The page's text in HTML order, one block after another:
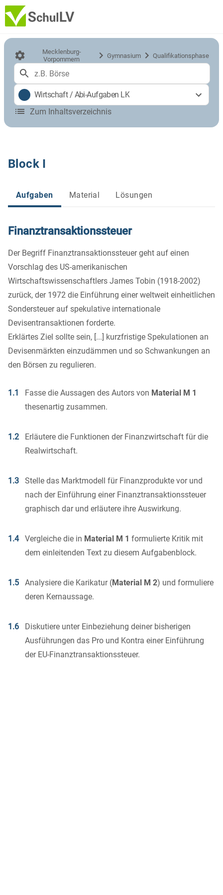
Mecklenburg-
Vorpommern
Gymnasium Qualifikationsphase
Wirtschaft/ Abi-Aufgaben LK
Zum Inhaltsverzeichnis
Block I
Aufgaben Material Lösungen
Finanztransaktionssteuer
Der Begriff Finanztransaktionssteuer geht auf einen
Vorschlag des US-amerikanischen
Wirtschaftswissenschaftlers James Tobin (1918-2002)
zurück, der 1972 die Einführung einer weltweit einheitlichen
Sondersteuer auf spekulative internationale
Devisentransaktionen forderte.
Erklärtes Ziel sollte sein, [...] kurzfristige Spekulationen an
Devisenmärkten einzudämmen und so Schwankungen an
den Börsen zu regulieren.
1.1 Fasse die Aussagen des Autors von Material M 1
thesenartig zusammen.
1.2
Erläutere die Funktionen der Finanzwirtschaft für die
Realwirtschaft.
1.3
Stelle das Marktmodell für Finanzprodukte vor und
nach der Einführung einer Finanztransaktionssteuer
graphisch dar und erläutere ihre Auswirkung.
1.4 Vergleiche die in Material M 1 formulierte Kritik mit
dem einleitenden Text zu diesem Aufgabenblock.
1.5 Analysiere die Karikatur (Material M 2) und formuliere
deren Kernaussage.
1.6
Diskutiere unter Einbeziehung deiner bisherigen
Ausführungen das Pro und Kontra einer Einführung
der EU-Finanztransaktionssteuer.